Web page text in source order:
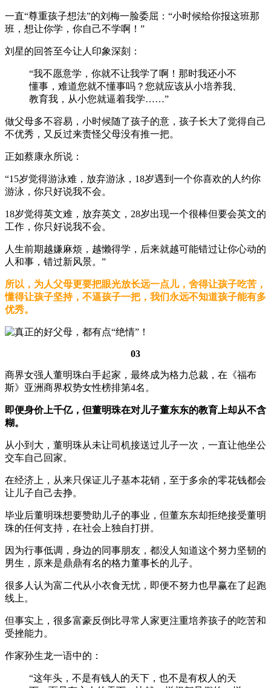
一直“尊重孩子想法”的刘梅一脸委屈：“小时候给你报这班那
班，想让你学，你自己不学啊！”
刘星的回答至今让人印象深刻：
“我不愿意学，你就不让我学了啊！那时我还小不
懂事，难道您就不懂事吗？您就应该从小培养我、
教育我，从小您就逼着我学……”
做父母多不容易，小时候随了孩子的意，孩子长大了觉得自己
不优秀，又反过来责怪父母没有推一把。
正如蔡康永所说：
“15岁觉得游泳难，放弃游泳，18岁遇到一个你喜欢的人约你
游泳，你只好说我不会。
18岁觉得英文难，放弃英文，28岁出现一个很棒但要会英文的
工作，你只好说我不会。
人生前期越嫌麻烦，越懒得学，后来就越可能错过让你心动的
人和事，错过新风景。”
所以，为人父母更要把眼光放长远一点儿，舍得让孩子吃苦，
懂得让孩子坚持，不逼孩子一把，我们永远不知道孩子能有多
优秀。
03
商界女强人董明珠白手起家，最终成为格力总裁，在《福布
斯》亚洲商界权势女性榜排第4名。
即便身价上千亿，但董明珠在对儿子董东东的教育上却从不含
糊。
从小到大，董明珠从未让司机接送过儿子一次，一直让他坐公
交车自己回家。
在经济上，从来只保证儿子基本花销，至于多余的零花钱都会
让儿子自己去挣。
毕业后董明珠想要赞助儿子的事业，但董东东却拒绝接受董明
珠的任何支持，在社会上独自打拼。
因为行事低调，身边的同事朋友，都没人知道这个努力坚韧的
男生，原来是鼎鼎有名的格力董事长的儿子。
很多人认为富二代从小衣食无忧，即便不努力也早赢在了起跑
线上。
但事实上，很多富豪反倒比寻常人家更注重培养孩子的吃苦和
受挫能力。
作家孙生龙一语中的：
“这年头，不是有钱人的天下，也不是有权人的天